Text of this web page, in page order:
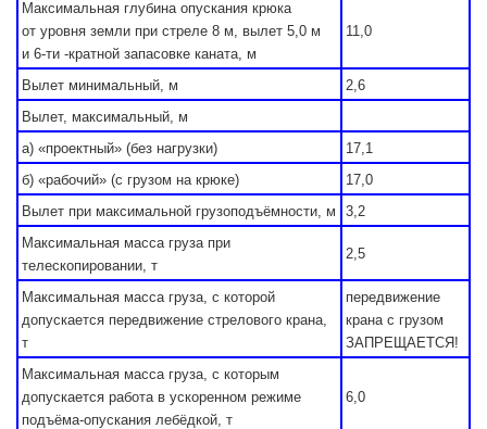
Максимальная глубина опускания крюка
от уровня земли при стреле 8 м, вылет 5,0 м
и 6-ти -кратной запасовке каната, м
11,0
Вылет минимальный, м
2,6
Вылет, максимальный, м
а) «проектный» (без нагрузки)
17,1
б) «рабочий» (с грузом на крюке)
17,0
Вылет при максимальной грузоподъёмности, м
3,2
Максимальная масса груза при
телескопировании, т
2,5
Максимальная масса груза, с которой
допускается передвижение стрелового крана,
т
передвижение
крана с грузом
ЗАПРЕЩАЕТСЯ!
Максимальная масса груза, с которым
допускается работа в ускоренном режиме
подъёма-опускания лебёдкой, т
6,0